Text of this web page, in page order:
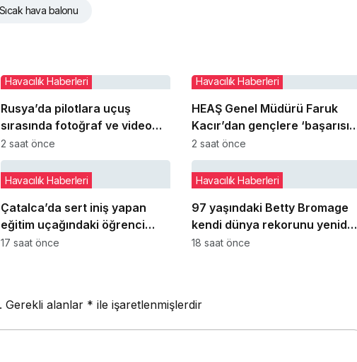
hava balonu
Rusya’da pilotlara uçuş
sırasında fotoğraf ve video
çekme yasağı getirildi
Havacılık Haberleri
2 saat önce
HEAŞ Genel Müdürü Faruk
Kacır’dan gençlere ‘başarısız
olma hakkı’ mesajı
Havacılık Haberleri
2 saat önce
Çatalca’da sert iniş yapan
eğitim uçağındaki öğrenci
pilot yaralandı
Havacılık Haberleri
17 saat önce
97 yaşındaki Betty Bromage
kendi dünya rekorunu yeniden
kırdı
Havacılık Haberleri
18 saat önce
Gerekli alanlar * ile işaretlenmişlerdir